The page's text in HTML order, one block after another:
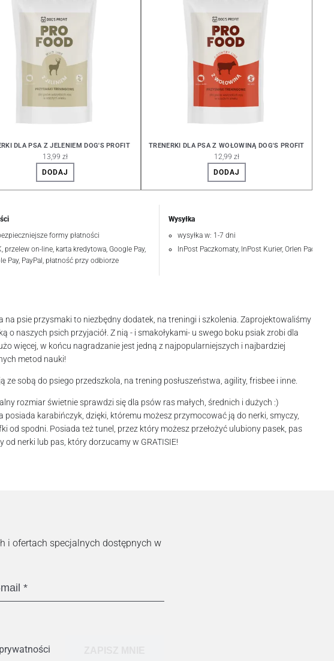
DLA PSA Z JELENIEM DOG'S PROFIT
13,99 zł
DODAJ
TRENERKI DLA PSA Z WOŁOWINĄ DOG'S PROFIT
12,99 zł
DODAJ
formy płatności
przelew on-line, karta kredytowa, Google Pay,
Pay, PayPal, płatność przy odbiorze
Wysyłka
wysyłka w: 1-7 dni
InPost Paczkomaty, InPost Kurier, Orlen Paczka
na psie przysmaki to niezbędny dodatek, na treningi i szkolenia. Zaprojektowaliśmy
o naszych psich przyjaciół. Z nią - i smakołykami- u swego boku psiak zrobi dla
więcej, w końcu nagradzanie jest jedną z najpopularniejszych i najbardziej
metod nauki!
ze sobą do psiego przedszkola, na trening posłuszeństwa, agility, frisbee i inne.
rozmiar świetnie sprawdzi się dla psów ras małych, średnich i dużych :)
posiada karabińczyk, dzięki, któremu możesz przymocować ją do nerki, smyczy,
od spodni. Posiada też tunel, przez który możesz przełożyć ulubiony pasek, pas
od nerki lub pas, który dorzucamy w GRATISIE!
i ofertach specjalnych dostępnych w